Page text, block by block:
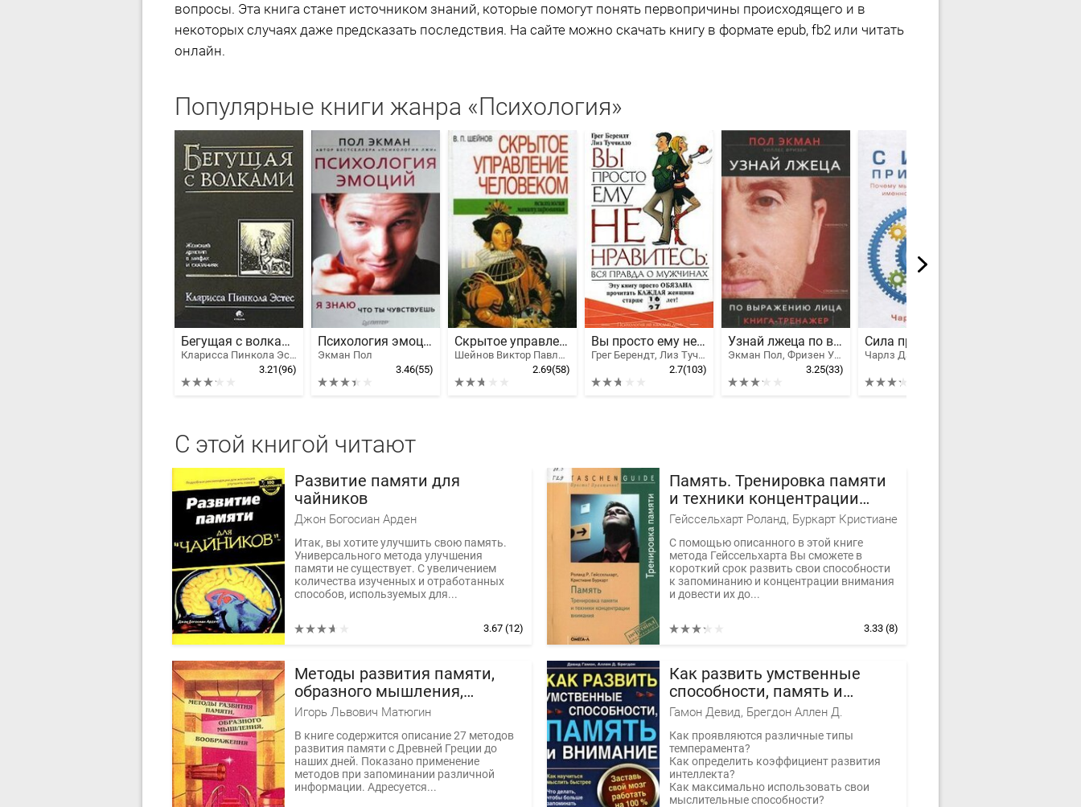
вопросы. Эта книга станет источником знаний, которые помогут понять первопричины происходящего и в
некоторых случаях даже предсказать последствия. На сайте можно скачать книгу в формате epub, fb2 или читать
онлайн.
Популярные книги жанра «Психология»
Бегущая с волками. Женский архетип в мифах и сказаниях
Кларисса Пинкола Эстес
3.21(96)
Психология эмоций. Я знаю, что ты чувствуешь
Экман Пол
3.46(55)
Скрытое управление человеком
Шейнов Виктор Павлович
2.69(58)
Вы просто ему не нравитесь: вся правда о мужчинах
Грег Берендт, Лиз Туччилло
2.7(103)
Узнай лжеца по выражению лица
Экман Пол, Фризен Уоллес
3.25(33)
Сила привычки
Чарлз Дахигг
С этой книгой читают
Развитие памяти для
чайников
Джон Богосиан Арден
Итак, вы хотите улучшить свою память.
Универсального метода улучшения
памяти не существует. С увеличением
количества изученных и отработанных
способов, используемых для...
3.67 (12)
Память. Тренировка памяти
и техники концентрации
внимания
Гейссельхарт Роланд, Буркарт Кристиане
С помощью описанного в этой книге
метода Гейссельхарта Вы сможете в
короткий срок развить свои способности
к запоминанию и концентрации внимания
и довести их до...
3.33(8)
Методы развития памяти,
образного мышления,
воображения.
Игорь Львович Матюгин
В книге содержится описание 27 методов
развития памяти с Древней Греции до
наших дней. Показано применение
методов при запоминании различной
информации. Адресуется...
Как развить умственные
способности, память и
внимание. Заставь свой мозг
работать на 100%
Гамон Девид, Брегдон Аллен Д.
Как проявляются различные типы
темперамента?
Как определить коэффициент развития
интеллекта?
Как максимально использовать свои
мыслительные способности?